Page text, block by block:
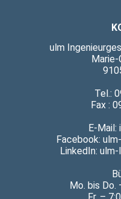
ulm
Marie-
Tel.:
Fax :
E-Mail:
Facebook:
LinkedIn: ulm-
Mo. bis Do.